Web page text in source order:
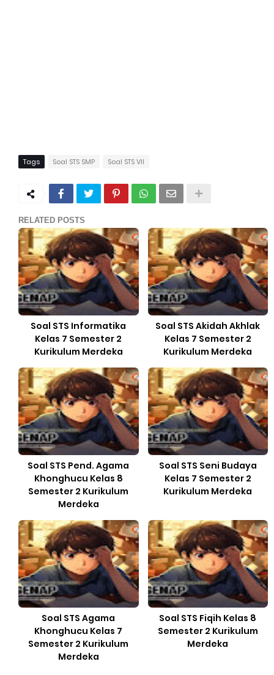
Tags Soal STS SMP Soal STS VII
RELATED POSTS
Soal STS Informatika
Kelas 7 Semester 2
Kurikulum Merdeka
Soal STS Akidah Akhlak
Kelas 7 Semester 2
Kurikulum Merdeka
Soal STS Pend. Agama
Khonghucu Kelas 8
Semester 2 Kurikulum
Merdeka
Soal STS Seni Budaya
Kelas 7 Semester 2
Kurikulum Merdeka
Soal STS Agama
Khonghucu Kelas 7
Semester 2 Kurikulum
Merdeka
Soal STS Fiqih Kelas 8
Semester 2 Kurikulum
Merdeka